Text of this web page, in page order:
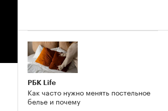
РБК Life
Как часто нужно менять постельное
белье и почему